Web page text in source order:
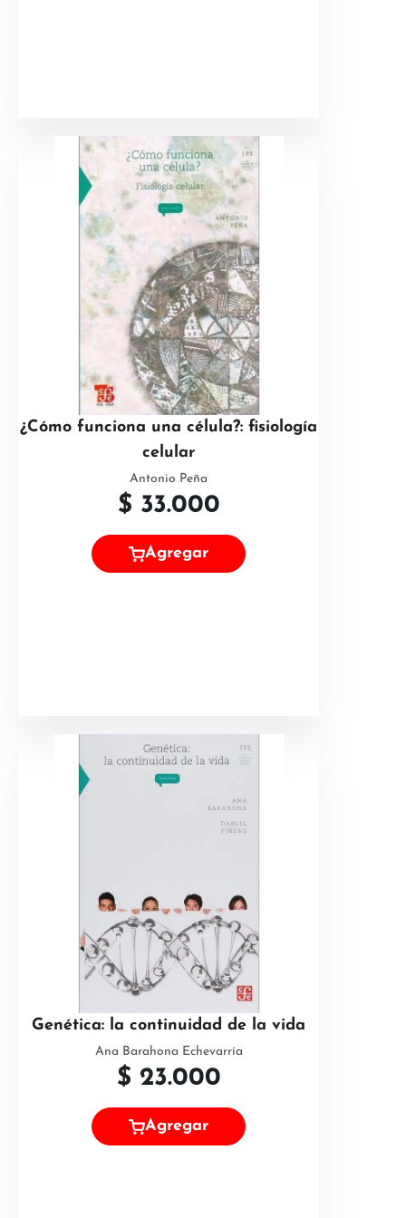
¿Cómo funciona una célula?: fisiología
celular
Antonio Peña
$ 33.000
Agregar
Genética: la continuidad de la vida
Ana Barahona Echevarría
$ 23.000
Agregar